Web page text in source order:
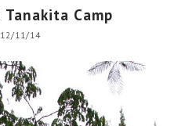
Camp
12/11/14